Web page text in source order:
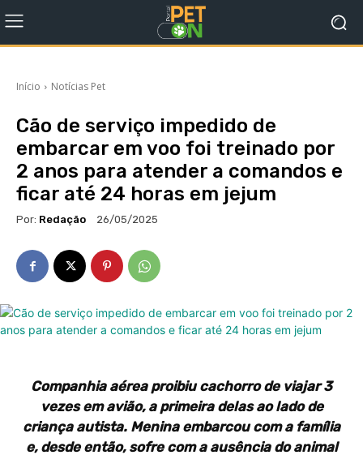
Início Notícias Pet
Cão de serviço impedido de
embarcar em voo foi treinado por
2 anos para atender a comandos e
ficar até 24 horas em jejum
Por: Redação 26/05/2025
Companhia aérea proibiu cachorro de viajar 3
vezes em avião, a primeira delas ao lado de
criança autista. Menina embarcou com a família
e, desde então, sofre com a ausência do animal